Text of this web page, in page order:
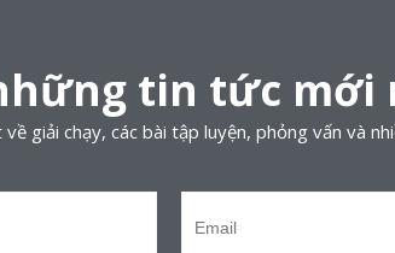
tin tức mới
giải chạy, các bài tập luyện, phỏng vấn và